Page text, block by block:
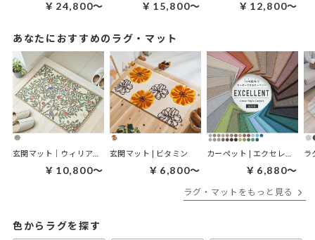
￥24,800～ ￥15,800～ ￥12,800～
あなたにおすすめのラグ・マット
玄関マット｜ウィリアムモリス ケルムスコットツリー
￥10,800～
玄関マット | ビタミン
￥6,800～ ￥6,880～
ラ
ラグ・マットをもっと見る
色からラグを探す